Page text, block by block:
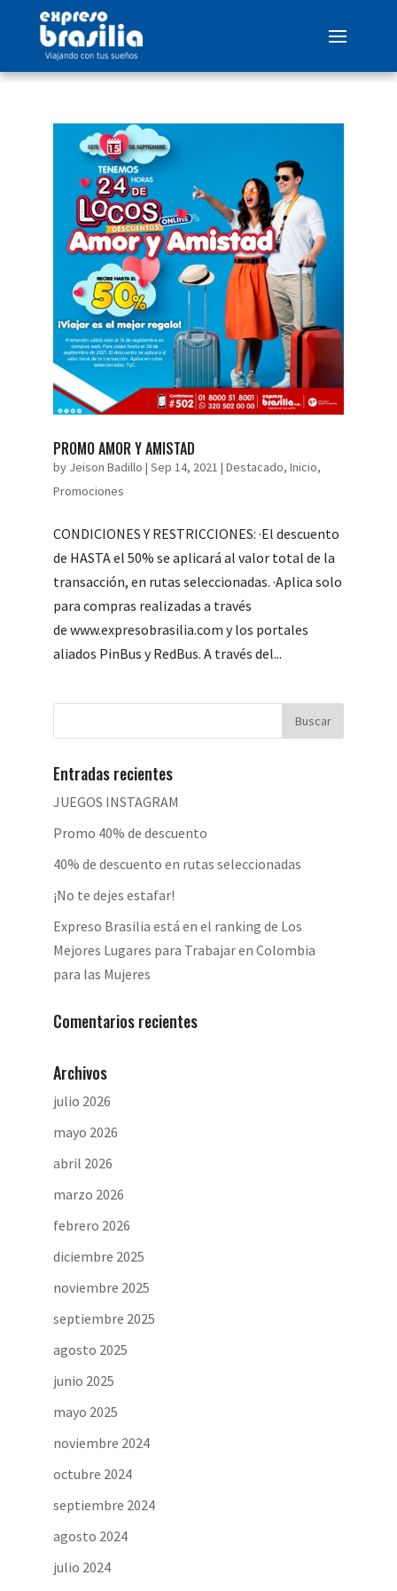
PROMO AMOR Y AMISTAD
by Jeison Badillo | Sep 14, 2021 | Destacado, Inicio,
Promociones
CONDICIONES Y RESTRICCIONES: ·El descuento
de HASTA el 50% se aplicará al valor total de la
transacción, en rutas seleccionadas. ·Aplica solo
para compras realizadas a través
de www.expresobrasilia.com y los portales
aliados PinBus y RedBus. A través del...
Entradas recientes
JUEGOS INSTAGRAM
Promo 40% de descuento
40% de descuento en rutas seleccionadas
¡No te dejes estafar!
Expreso Brasilia está en el ranking de Los
Mejores Lugares para Trabajar en Colombia
para las Mujeres
Comentarios recientes
Archivos
julio 2026
mayo 2026
abril 2026
marzo 2026
febrero 2026
diciembre 2025
noviembre 2025
septiembre 2025
agosto 2025
junio 2025
mayo 2025
noviembre 2024
octubre 2024
septiembre 2024
agosto 2024
julio 2024